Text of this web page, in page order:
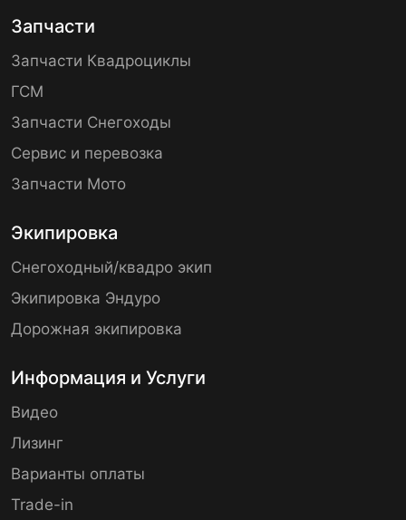
Запчасти
Запчасти Квадроциклы
ГСМ
Запчасти Снегоходы
Сервис и перевозка
Запчасти Мото
Экипировка
Снегоходный/квадро экип
Экипировка Эндуро
Дорожная экипировка
Информация и Услуги
Видео
Лизинг
Варианты оплаты
Trade-in